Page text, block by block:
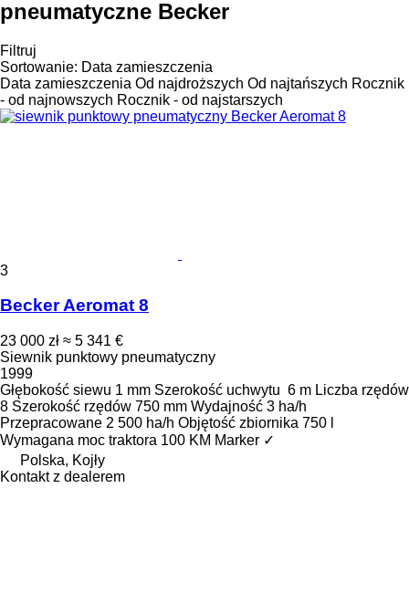
pneumatyczne Becker
Filtruj
Sortowanie: Data zamieszczenia
Data zamieszczenia Od najdroższych Od najtańszych Rocznik
- od najnowszych Rocznik - od najstarszych
3
Becker Aeromat 8
23 000 zł ≈ 5 341 €
Siewnik punktowy pneumatyczny
1999
Głębokość siewu 1 mm Szerokość uchwytu 6 m Liczba rzędów
8 Szerokość rzędów 750 mm Wydajność 3 ha/h
Przepracowane 2 500 ha/h Objętość zbiornika 750 l
Wymagana moc traktora 100 KM Marker ✓
Polska, Kojły
Kontakt z dealerem